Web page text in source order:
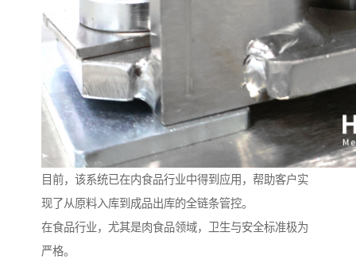
目前，该系统已在内食品行业中得到应用，帮助客户实
现了从原料入库到成品出库的全链条管控。
在食品行业，尤其是肉食品领域，卫生与安全标准极为
严格。